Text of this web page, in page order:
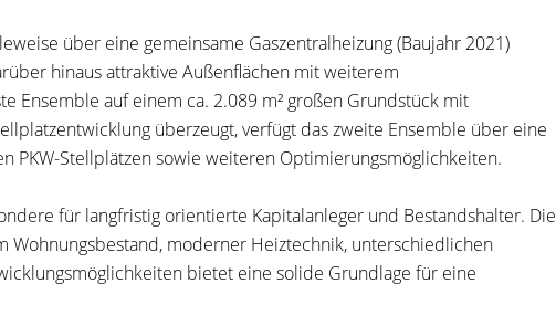
über eine gemeinsame Gaszentralheizung (Baujahr 2021)
hinaus attraktive Außenflächen mit weiterem
Ensemble auf einem ca. 2.089 m² großen Grundstück mit
überzeugt, verfügt das zweite Ensemble über eine
PKW-Stellplätzen sowie weiteren Optimierungsmöglichkeiten.
für langfristig orientierte Kapitalanleger und Bestandshalter. Die
Wohnungsbestand, moderner Heiztechnik, unterschiedlichen
bietet eine solide Grundlage für eine